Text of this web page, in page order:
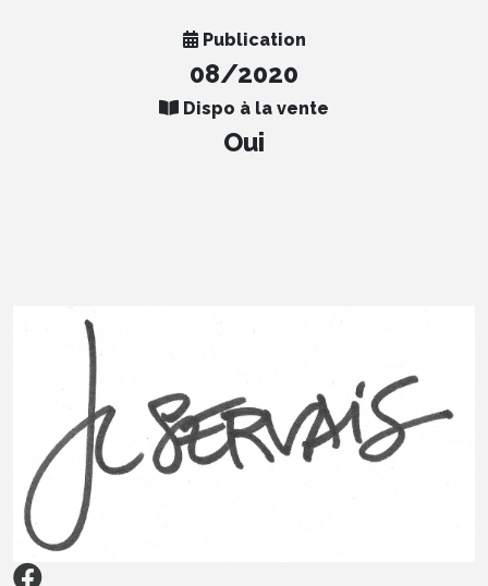
Publication
08/2020
Dispo à la vente
Oui